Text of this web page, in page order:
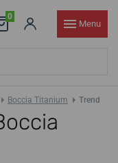
0
Menu
Boccia Titanium Trend